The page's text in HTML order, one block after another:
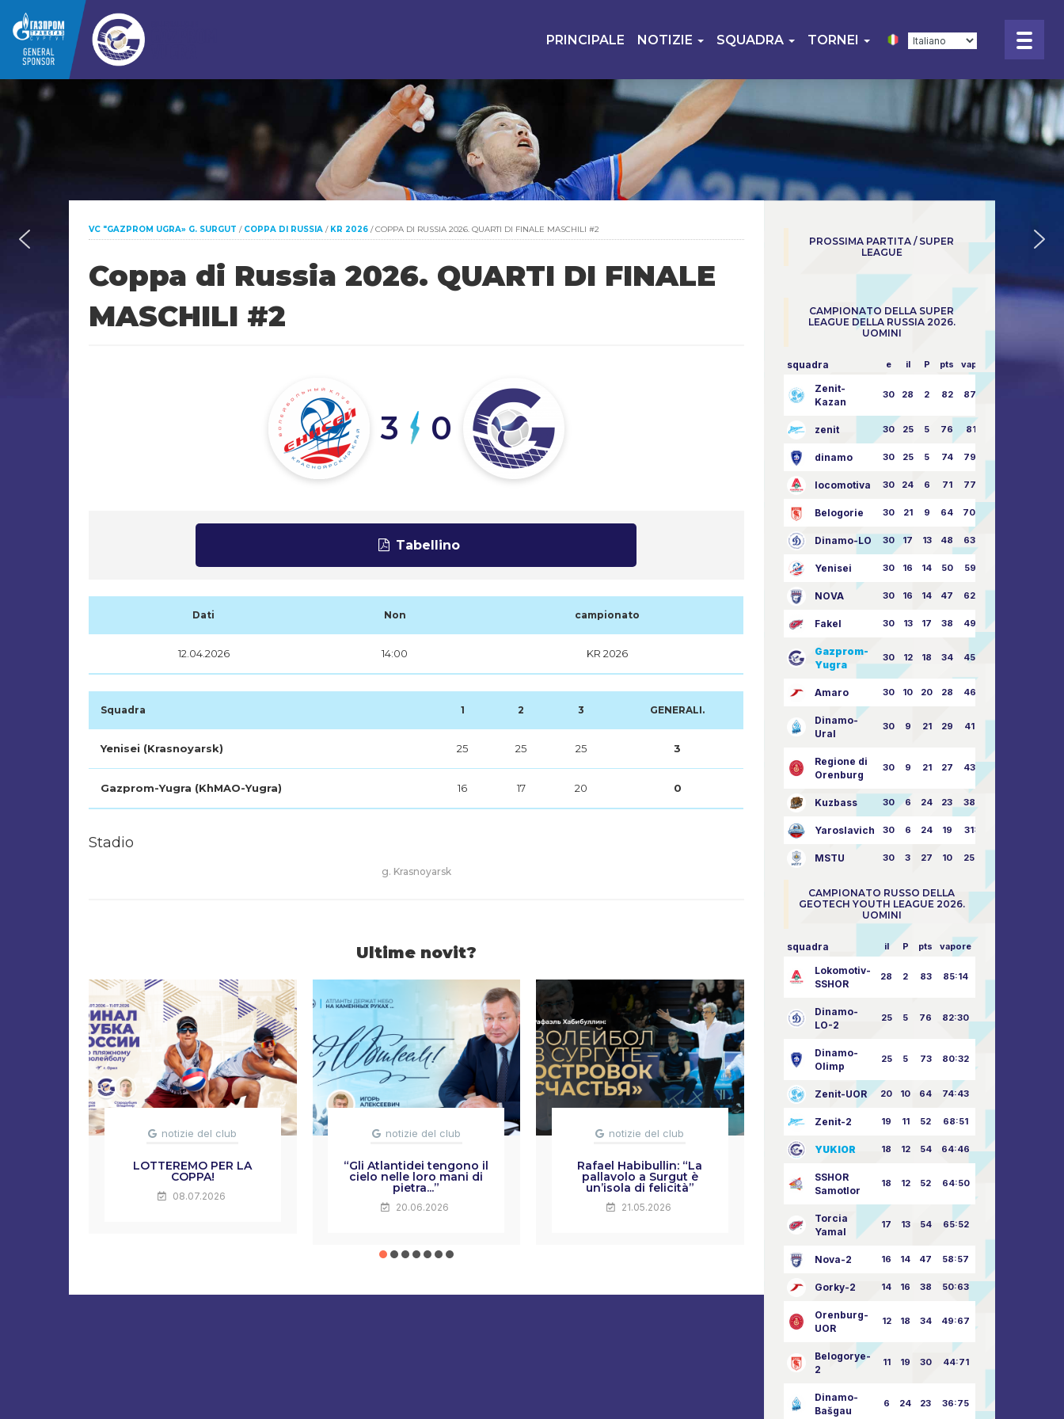
PRINCIPALE NOTIZIE SQUADRA TORNEI
VC "GAZPROM UGRA» G. SURGUT / COPPA DI RUSSIA / KR 2026 /COPPA DI RUSSIA 2026. QUARTI DI FINALE MASCHILI #2
Coppa di Russia 2026. QUARTI DI FINALE
MASCHILI #2
3 0
Tabellino
Dati Non campionato
12.04.2026 14:00 KR 2026
Squadra 1 2 3 GENERALI.
Yenisei (Krasnoyarsk) 25 25 25 3
Gazprom-Yugra (KhMAO-Yugra) 16 17 20 0
Stadio
g. Krasnoyarsk
Ultime novit?
notizie del club
LOTTEREMO PER LA
COPPA!
08.07.2026
notizie del club
“Gli Atlantidei tengono il
cielo nelle loro mani di
pietra...”
20.06.2026
notizie del club
Rafael Habibullin: “La
pallavolo a Surgut è
un’isola di felicità”
21.05.2026
Grande Vittoria!
09.05.2026
PROSSIMA PARTITA / SUPER
LEAGUE
CAMPIONATO DELLA SUPER
LEAGUE DELLA RUSSIA 2026.
UOMINI
squadra e il P pts vapore
Zenit-
Kazan
30 28 2 82 87:24
zenit 30 25 5 76 81:21
dinamo 30 25 5 74 79:26
locomotiva 30 24 6 71 77:33
Belogorie 30 21 9 64 70:40
Dinamo-LO 30 17 13 48 63:57
Yenisei 30 16 14 50 59:53
NOVA 30 16 14 47 62:58
Fakel 30 13 17 38 49:62
Gazprom-
Yugra
30 12 18 34 45:63
Amaro 30 10 20 28 46:73
Dinamo-
Ural
30 9 21 29 41:70
Regione di
Orenburg
30 9 21 27 43:73
Kuzbass 30 6 24 23 38:76
Yaroslavich 30 6 24 19 31:80
MSTU 30 3 27 10 25:87
CAMPIONATO RUSSO DELLA
GEOTECH YOUTH LEAGUE 2026.
UOMINI
squadra il P pts vapore
Lokomotiv-
SSHOR
28 2 83 85:14
Dinamo-
LO-2
25 5 76 82:30
Dinamo-
Olimp
25 5 73 80:32
Zenit-UOR 20 10 64 74:43
Zenit-2 19 11 52 68:51
YUKIOR 18 12 54 64:46
SSHOR
Samotlor
18 12 52 64:50
Torcia
Yamal
17 13 54 65:52
Nova-2 16 14 47 58:57
Gorky-2 14 16 38 50:63
Orenburg-
UOR
12 18 34 49:67
Belogorye-
2
11 19 30 44:71
Dinamo-
Bašgau
6 24 23 36:75